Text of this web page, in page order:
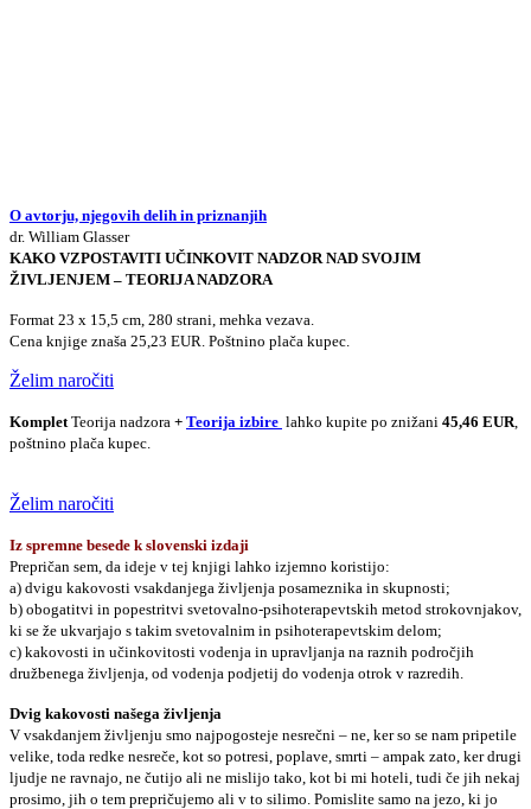
O avtorju, njegovih delih in priznanjih
dr. William Glasser
KAKO VZPOSTAVITI UČINKOVIT NADZOR NAD SVOJIM
ŽIVLJENJEM – TEORIJA NADZORA
Format 23 x 15,5 cm, 280 strani, mehka vezava.
Cena knjige znaša 25,23 EUR. Poštnino plača kupec.
Želim naročiti
Komplet Teorija nadzora + Teorija izbire lahko kupite po znižani 45,46 EUR
poštnino plača kupec.
Želim naročiti
Iz spremne besede k slovenski izdaji
Prepričan sem, da ideje v tej knjigi lahko izjemno koristijo:
a) dvigu kakovosti vsakdanjega življenja posameznika in skupnosti;
b) obogatitvi in popestritvi svetovalno-psihoterapevtskih metod strokovnjakov,
ki se že ukvarjajo s takim svetovalnim in psihoterapevtskim delom;
c) kakovosti in učinkovitosti vodenja in upravljanja na raznih področjih
družbenega življenja, od vodenja podjetij do vodenja otrok v razredih.
Dvig kakovosti našega življenja
V vsakdanjem življenju smo najpogosteje nesrečni – ne, ker so se nam pripetile
velike, toda redke nesreče, kot so potresi, poplave, smrti – ampak zato, ker drugi
ljudje ne ravnajo, ne čutijo ali ne mislijo tako, kot bi mi hoteli, tudi če jih nekaj
prosimo, jih o tem prepričujemo ali v to silimo. Pomislite samo na jezo, ki jo